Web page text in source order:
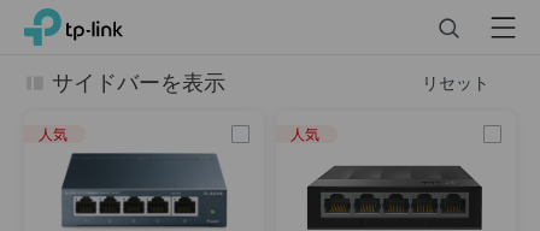
ClickTP-Link, Reliably Smart Menu
リセット
サイドバーを表示
人気 人気